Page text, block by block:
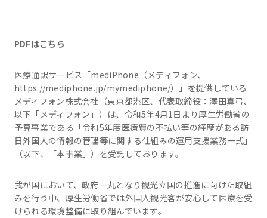
PDFはこちら
医療通訳サービス「mediPhone（メディフォン、
https://mediphone.jp/mymediphone/）」を提供している
メディフォン株式会社（東京都港区、代表取締役：澤田真弓、
以下「メディフォン」）は、令和5年4月1日より厚生労働省の
予算事業である「令和5年度医療費の不払い等の経歴がある訪
日外国人の情報の管理等に関する仕組みの運用支援業務一式」
（以下、「本事業」）を受託しております。
我が国において、政府一丸となり観光立国の推進に向けた取組
みを行う中、厚生労働省では外国人観光客が安心して医療を受
けられる環境整備に取り組んでいます。